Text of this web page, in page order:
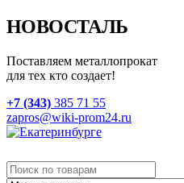
НОВОСТАЛЬ
Поставляем металлопрокат
для тех кто создает!
+7 (343) 385 71 55
zapros@wiki-prom24.ru